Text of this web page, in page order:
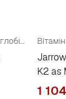
Олія криля (Krill Oil) для суглобів, когнітивних функцій, імунітету
K2 as
1 104